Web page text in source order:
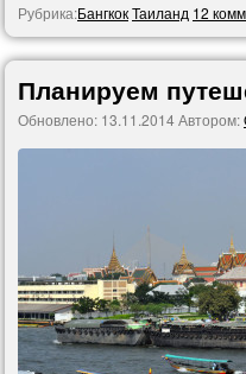
Рубрика:БангкокТаиланд 12
Планируем
Обновлено: 13.11.2014Автором: